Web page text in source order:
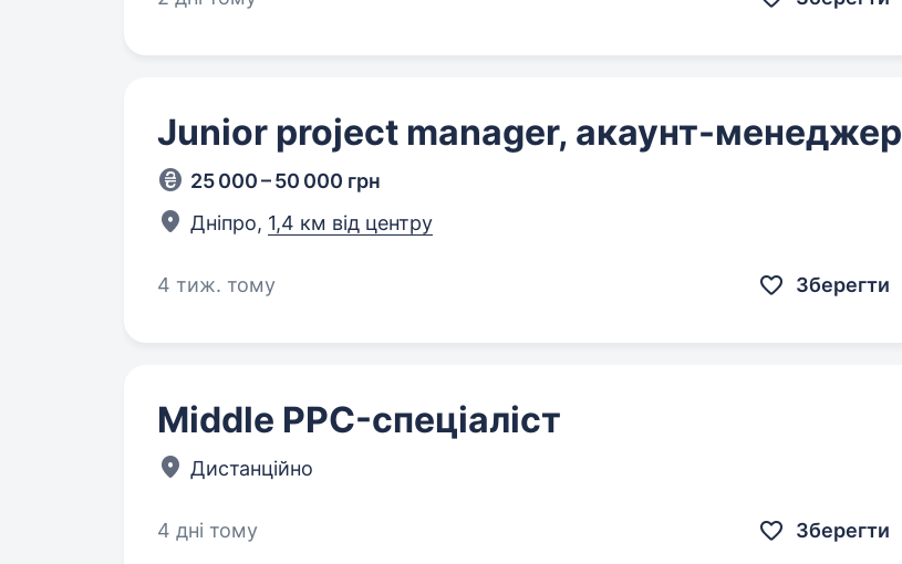
Junior project manager, акаунт-менеджер
25 000 – 50 000 грн
Дніпро, 1,4 км від центру
4 тиж. тому Зберегти
Middle PPC-спеціаліст
Дистанційно
4 дні тому Зберегти